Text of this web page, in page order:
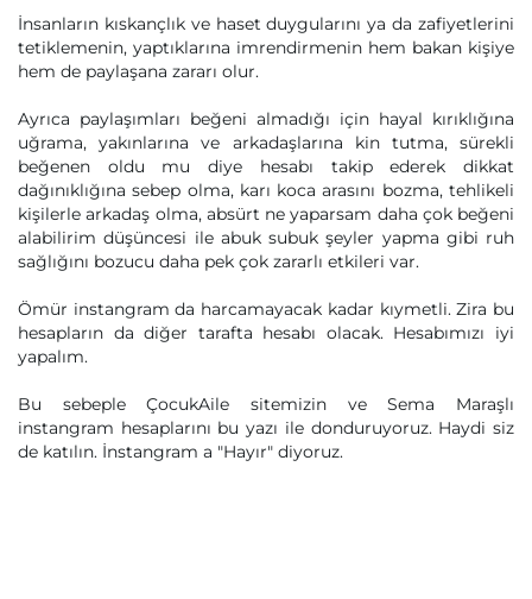
İnsanların kıskançlık ve haset duygularını ya da zafiyetlerini
tetiklemenin, yaptıklarına imrendirmenin hem bakan kişiye
hem de paylaşana zararı olur.
Ayrıca paylaşımları beğeni almadığı için hayal kırıklığına
uğrama, yakınlarına ve arkadaşlarına kin tutma, sürekli
beğenen oldu mu diye hesabı takip ederek dikkat
dağınıklığına sebep olma, karı koca arasını bozma, tehlikeli
kişilerle arkadaş olma, absürt ne yaparsam daha çok beğeni
alabilirim düşüncesi ile abuk subuk şeyler yapma gibi ruh
sağlığını bozucu daha pek çok zararlı etkileri var.
Ömür instangram da harcamayacak kadar kıymetli. Zira bu
hesapların da diğer tarafta hesabı olacak. Hesabımızı iyi
yapalım.
Bu sebeple ÇocukAile sitemizin ve Sema Maraşlı
instangram hesaplarını bu yazı ile donduruyoruz. Haydi siz
de katılın. İnstangram a "Hayır" diyoruz.